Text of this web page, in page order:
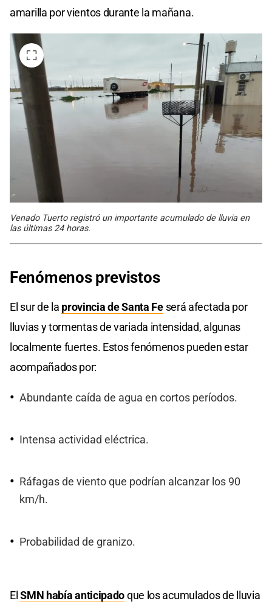
amarilla por vientos durante la mañana.
Venado Tuerto registró un importante acumulado de lluvia en
las últimas 24 horas.
Fenómenos previstos
El sur de la provincia de Santa Feserá afectada por
lluvias y tormentas de variada intensidad, algunas
localmente fuertes. Estos fenómenos pueden estar
acompañados por:
Abundante caída de agua en cortos períodos.
Intensa actividad eléctrica.
Ráfagas de viento que podrían alcanzar los 90
km/h.
Probabilidad de granizo.
ElSMN había anticipadoque los acumulados de lluvia